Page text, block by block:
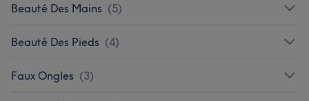
Beauté Des Mains (5)
Beauté Des Pieds (4)
Faux Ongles (3)